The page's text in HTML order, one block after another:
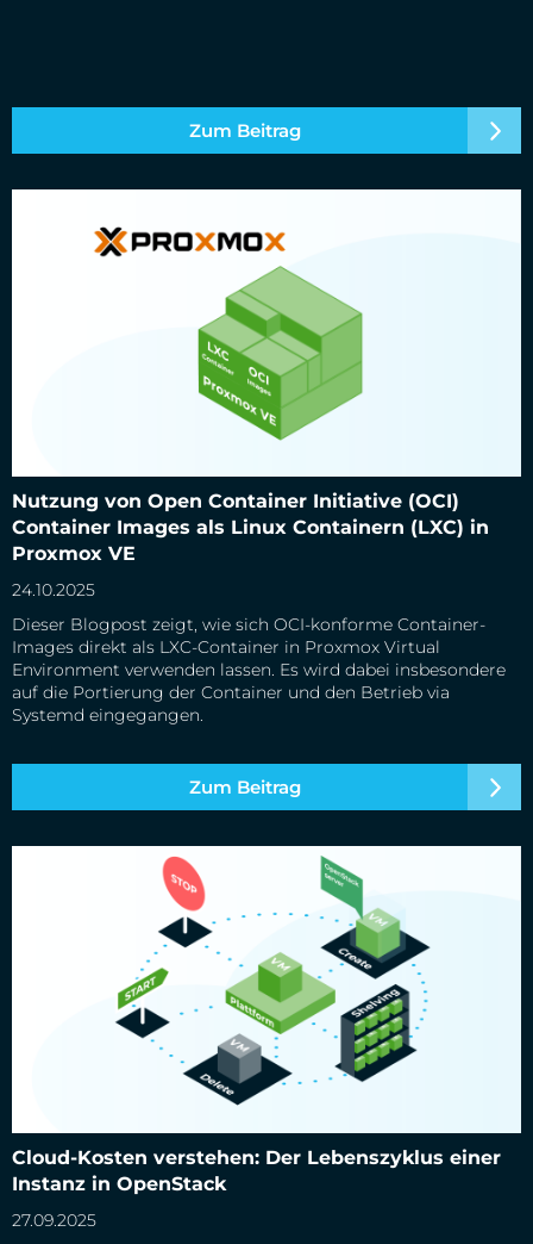
Zum Beitrag
Nutzung von Open Container Initiative (OCI)
Container Images als Linux Containern (LXC) in
Proxmox VE
24.10.2025
Dieser Blogpost zeigt, wie sich OCI-konforme Container-
Images direkt als LXC-Container in Proxmox Virtual
Environment verwenden lassen. Es wird dabei insbesondere
auf die Portierung der Container und den Betrieb via
Systemd eingegangen.
Zum Beitrag
Nutzung von Open Container Initiative (OCI) Container
Images als Linux Containern (LXC) in Proxmox VE
Cloud-Kosten verstehen: Der Lebenszyklus einer
Instanz in OpenStack
27.09.2025
Cloud-Kosten verstehen: Der Lebenszyklus einer Instanz in
OpenStack